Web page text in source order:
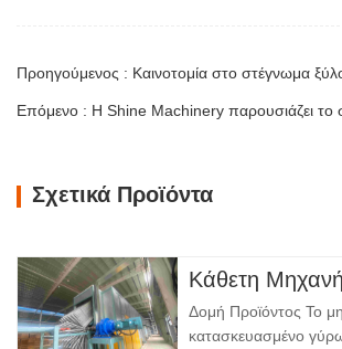
Σχετικά Προϊόντα
Δομή Προϊόντος Το
κατασκευασμένο